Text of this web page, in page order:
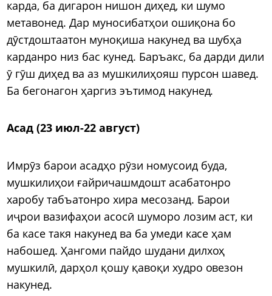
карда, ба дигарон нишон диҳед, ки шумо
метавонед. Дар муносибатҳои ошиқона бо
дӯстдоштаатон муноқиша накунед ва шубҳа
карданро низ бас кунед. Баръакс, ба дарди дили
ӯ гӯш диҳед ва аз мушкилиҳояш пурсон шавед.
Ба бегонагон ҳаргиз эътимод накунед.
Асад (23 июл-22 август)
Имрӯз барои асадҳо рӯзи номусоид буда,
мушкилиҳои ғайричашмдошт асабатонро
харобу табъатонро хира месозанд. Барои
иҷрои вазифаҳои асосӣ шуморо лозим аст, ки
ба касе такя накунед ва ба умеди касе ҳам
набошед. Ҳангоми пайдо шудани дилхоҳ
мушкилӣ, дарҳол қошу қавоқи худро овезон
накунед.